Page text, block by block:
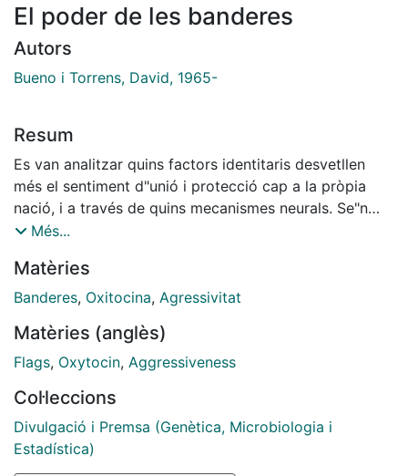
El poder de les banderes
Autors
Bueno i Torrens, David, 1965-
Resum
Es van analitzar quins factors identitaris desvetllen
més el sentiment d"unió i protecció cap a la pròpia
nació, i a través de quins mecanismes neurals. Se"n
van valorar diversos, entre els quals iferents
adquirir productes propis, aspectes gastronòmics i,
també, les banderes. El resultat fou clar: les banderes
estimulen aquest sentiment d"unió i protecció, i ho fan
precisament a través de les funcions socials i grupals
Més...
Matèries
Banderes, Oxitocina, Agressivitat
Matèries (anglès)
Flags, Oxytocin, Aggressiveness
Col·leccions
Divulgació i Premsa (Genètica, Microbiologia i
Estadística)